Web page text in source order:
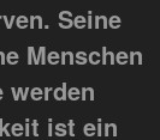
Seine
Menschen
werden
ist ein